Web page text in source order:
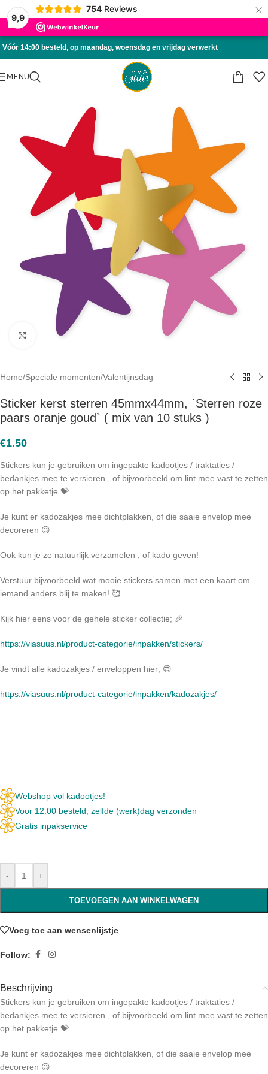
9,9
754 Reviews ×
Skip to navigation
Skip to main content
Vóór 14:00 besteld, op maandag, woensdag en vrijdag verwerkt
MENU
Click to enlarge
Home/Speciale momenten/Valentijnsdag
Sticker kerst sterren 45mmx44mm, `Sterren roze
paars oranje goud` ( mix van 10 stuks )
€1.50
Stickers kun je gebruiken om ingepakte kadootjes / traktaties /
bedankjes mee te versieren , of bijvoorbeeld om lint mee vast te zetten
op het pakketje 💝
Je kunt er kadozakjes mee dichtplakken, of die saaie envelop mee
decoreren 😉
Ook kun je ze natuurlijk verzamelen , of kado geven!
Verstuur bijvoorbeeld wat mooie stickers samen met een kaart om
iemand anders blij te maken! 🥰
Kijk hier eens voor de gehele sticker collectie; 🎉
https://viasuus.nl/product-categorie/inpakken/stickers/
Je vindt alle kadozakjes / enveloppen hier; 😍
https://viasuus.nl/product-categorie/inpakken/kadozakjes/
Webshop vol kadootjes!
Voor 12:00 besteld, zelfde (werk)dag verzonden
Gratis inpakservice
- +
TOEVOEGEN AAN WINKELWAGEN
Voeg toe aan wensenlijstje
Follow:
Beschrijving
Stickers kun je gebruiken om ingepakte kadootjes / traktaties /
bedankjes mee te versieren , of bijvoorbeeld om lint mee vast te zetten
op het pakketje 💝
Je kunt er kadozakjes mee dichtplakken, of die saaie envelop mee
decoreren 😉